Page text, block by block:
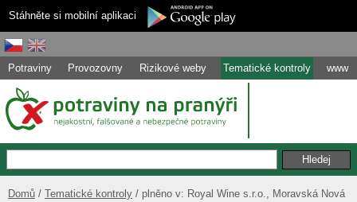
Stáhněte si mobilní aplikaci
Potraviny Provozovny Rizikové weby Tematické kontroly www
Domů Tematické kontroly
plněno v: Royal Wine s.r.o., Moravská Nová